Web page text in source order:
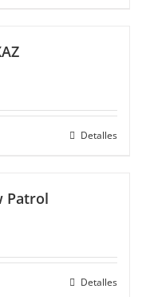
Detalles
Patrol
Detalles